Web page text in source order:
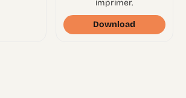
imprimer.
Download